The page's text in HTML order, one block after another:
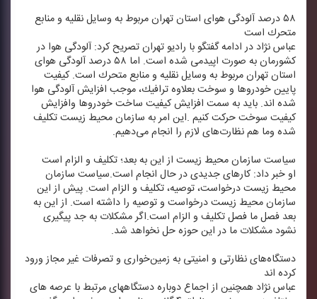
۵۸ درصد آلودگی هوای استان تهران مربوط به وسایل نقلیه و منابع
متحرك است
عباس نژاد در ادامه گفتگو با رادیو تهران تصریح كرد: آلودگی هوا در
كشورمان به صورت اپیدمی شده است. اما ۵۸ درصد آلودگی هوای
استان تهران مربوط به وسایل نقلیه و منابع متحرك است. كیفیت
پایین خودروها و سوخت بعلاوه ترافیك، موجب افزایش آلودگی هوا
شده اند. باید به سمت افزایش كیفیت ساخت خودروها وافزایش
كیفیت سوخت حركت كنیم .این امر به سازمان محیط زیست تكلیف
شده وما هم نظارت‌های لازم را انجام می‌دهیم.
سیاست سازمان محیط زیست از این به بعد؛ تكلیف و الزام است
او خبر داد: كارهای جدیدی در حال انجام است.سیاست سازمان
محیط زیست درخواست، توصیه، تكلیف و الزام است. پیش از این
سازمان محیط زیست درخواست و توصیه را داشته است. از این به
بعد فصل ما فصل تكلیف و الزام است.اگر مشكلات به جد پیگیری
نشود مشكلات ما در این حوزه حل نخواهد شد.
دستگاه‌های نظارتی و امنیتی به زمین‌خواری و تصرفات غیر مجاز ورود
كرده اند
عباس نژاد همچنین از اجماع دوباره دستگاههای مرتبط با عرصه های